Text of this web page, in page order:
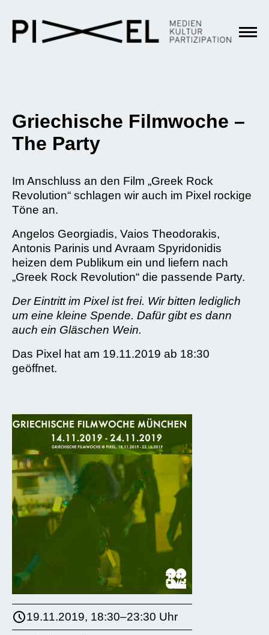
Griechische Filmwoche –
The Party
Im Anschluss an den Film „Greek Rock
Revolution“ schlagen wir auch im Pixel rockige
Töne an.
Angelos Georgiadis, Vaios Theodorakis,
Antonis Parinis und Avraam Spyridonidis
heizen dem Publikum ein und liefern nach
„Greek Rock Revolution“ die passende Party.
Der Eintritt im Pixel ist frei. Wir bitten lediglich
um eine kleine Spende. Dafür gibt es dann
auch ein Gläschen Wein.
Das Pixel hat am 19.11.2019 ab 18:30
geöffnet.
19.11.2019, 18:30–23:30 Uhr